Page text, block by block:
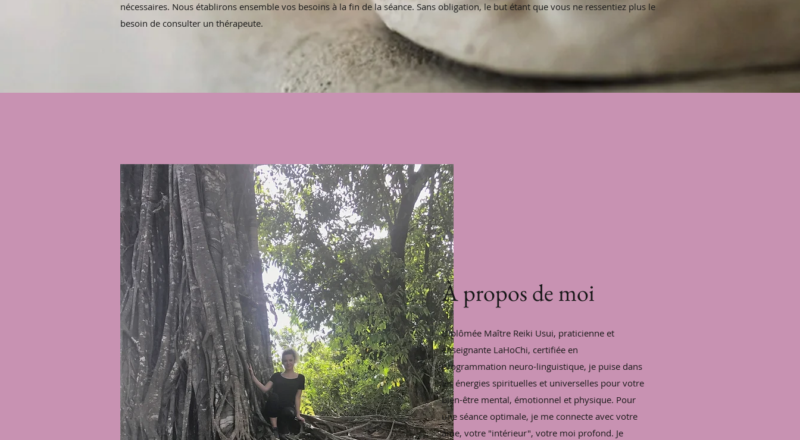
nécessaires. Nous établirons ensemble vos besoins à la fin de la séance. Sans obligation, le but étant que vous ne ressentiez plus le
besoin de consulter un thérapeute.
À propos de moi
Diplômée Maître Reiki Usui, praticienne et
enseignante LaHoChi, certifiée en
programmation neuro-linguistique, je puise dans
les énergies spirituelles et universelles pour votre
bien-être mental, émotionnel et physique. Pour
une séance optimale, je me connecte avec votre
âme, votre "intérieur", votre moi profond. Je